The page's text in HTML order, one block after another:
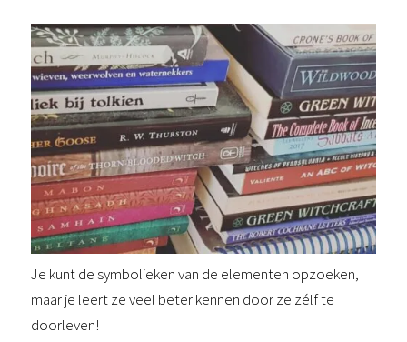
Je kunt de symbolieken van de elementen opzoeken,
maar je leert ze veel beter kennen door ze zélf te
doorleven!